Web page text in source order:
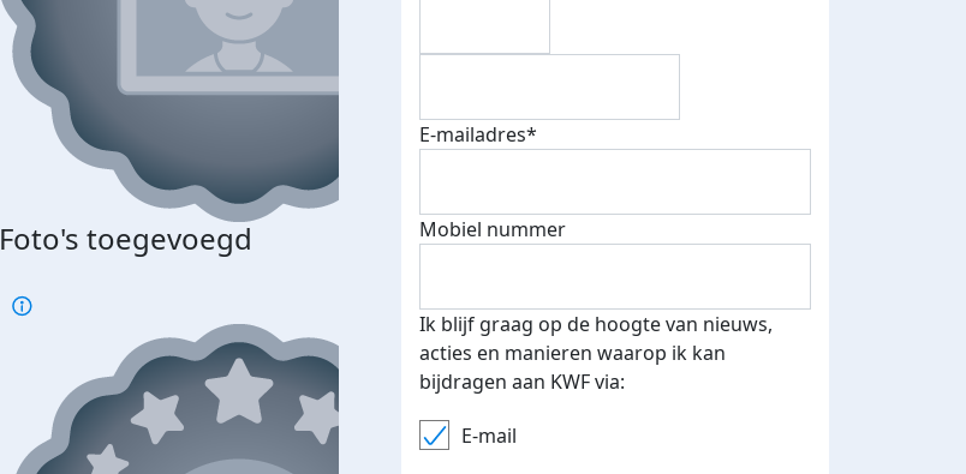
Foto's toegevoegd E-mails verstuurd
€500 euro opgehaald: t-shirt
E-mailadres*
Mobiel nummer
Ik blijf graag op de hoogte van nieuws,
acties en manieren waarop ik kan
bijdragen aan KWF via:
E-mail